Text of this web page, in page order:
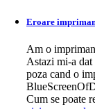
Eroare
Am o
Astazi mi-a
poza cand o
Cum se poate